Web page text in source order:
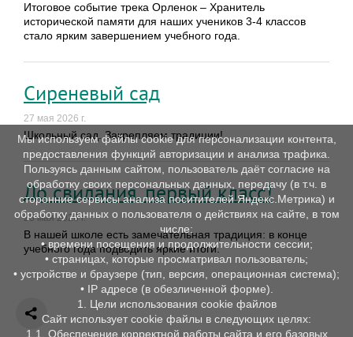
Итоговое событие трека Орленок – Хранитель
исторической памяти для наших учеников 3-4 классов
стало ярким завершением учебного года.
Сиреневый сад
27 мая 2026 г.
Школьный сад. Закрепляем традиции!
До свидания, первый класс!
23 мая 2026 г.
В нашей школе есть замечательная традиция: в конце
учебного года подводить яркие итоги.
Мы используем файлы cookie для персонализации контента,
предоставления функций авторизации и анализа трафика.
Пользуясь данным сайтом, пользователь даёт согласие на
обработку своих персональных данных, передачу (в т.ч. в
сторонние сервисы анализа поситителей Яндекс.Метрика) и
обработку данных о пользователя о действиях на сайте, в том
числе:
• времени посещения и продолжительности сессии;
• страницах, которые просматривал пользователь;
• устройстве и браузере (тип, версия, операционная система);
• IP адресе (в обезличенной форме).
1. Цели использования cookie файлов
Сайт использует cookie файлы в следующих целях:
1.1. Обеспечение корректной работы сайта и его базовых